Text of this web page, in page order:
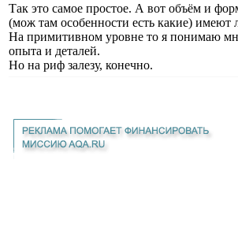
Так это самое простое. А вот объём и
(мож там особенности есть какие) имеют
На примитивном уровне то я понимаю
опыта и деталей.
Но на риф залезу, конечно.